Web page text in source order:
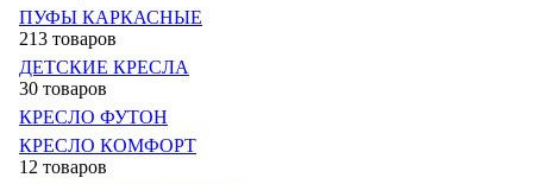
ПУФЫ КАРКАСНЫЕ
213 товаров
ДЕТСКИЕ КРЕСЛА
30 товаров
КРЕСЛО ФУТОН
КРЕСЛО КОМФОРТ
12 товаров